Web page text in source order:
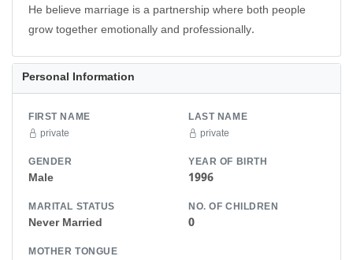
He believe marriage is a partnership where both people
grow together emotionally and professionally.
Personal Information
FIRST NAME
private
LAST NAME
private
GENDER
Male
YEAR OF BIRTH
1996
MARITAL STATUS
Never Married
NO. OF CHILDREN
0
MOTHER TONGUE